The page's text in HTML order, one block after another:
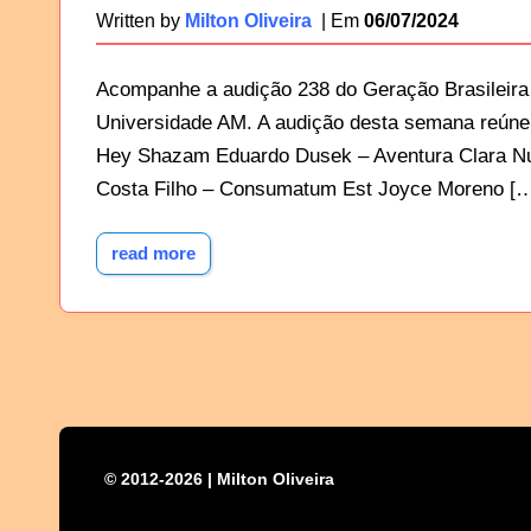
Written by Milton Oliveira 06/07/2024
Acompanhe a audição 238 do Geração
Universidade AM. A audição desta semana
Hey Shazam Eduardo Dusek – Aventura Clara
Costa Filho – Consumatum Est Joyce Moreno
read more
© 2012-2026 | Milton Oliveira